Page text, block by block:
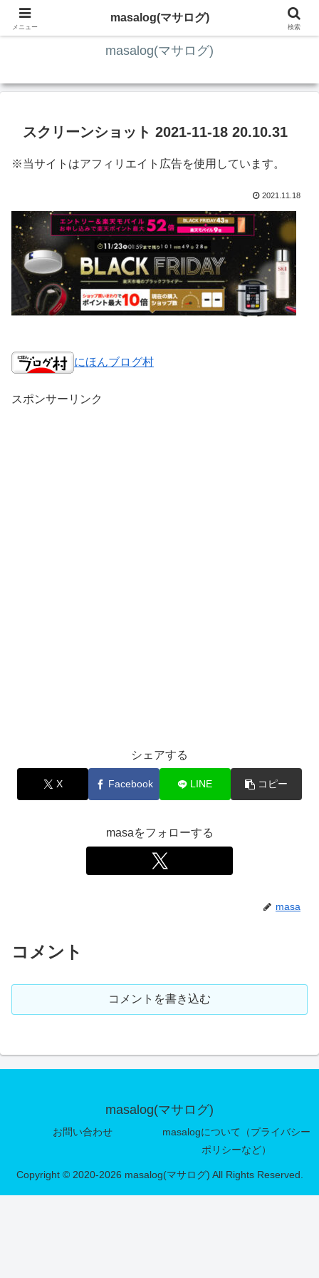
ITの知識4割・ガジェット4割・その他2割 の趣味ブログ
masalog(マサログ)
スクリーンショット 2021-11-18 20.10.31
※当サイトはアフィリエイト広告を使用しています。
2021.11.18
にほんブログ村
スポンサーリンク
シェアする
X Facebook LINE コピー
masaをフォローする
masa
コメント
コメントを書き込む
masalog(マサログ)
お問い合わせ
masalogについて（プライバシー
ポリシーなど）
Copyright © 2020-2026 masalog(マサログ) All Rights Reserved.
メニュー
masalog(マサログ)
検索